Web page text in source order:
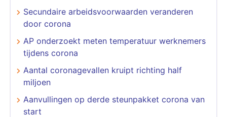
Secundaire arbeidsvoorwaarden veranderen
door corona
AP onderzoekt meten temperatuur werknemers
tijdens corona
Aantal coronagevallen kruipt richting half
miljoen
Aanvullingen op derde steunpakket corona van
start